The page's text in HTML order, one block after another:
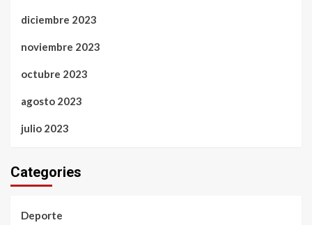
diciembre 2023
noviembre 2023
octubre 2023
agosto 2023
julio 2023
Categories
Deporte